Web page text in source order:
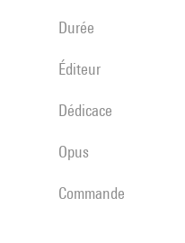
durée
éditeur
Dédicace
Opus
Commande